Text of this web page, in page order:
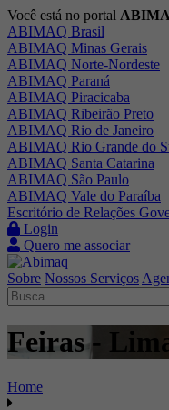
Você está no portal
ABIMAQ Brasil
ABIMAQ Minas Gerais
ABIMAQ Norte-Nordeste
ABIMAQ Paraná
ABIMAQ Piracicaba
ABIMAQ Ribeirão Preto
ABIMAQ Rio de Janeiro
ABIMAQ Rio Grande do
ABIMAQ Santa Catarina
ABIMAQ São Paulo
ABIMAQ Vale do Paraíba
Escritório de Relações
Login
Quero me associar
Sobre Nossos Serviços
Feiras -
Home